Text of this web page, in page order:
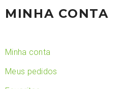
MINHA CONTA
Minha conta
Meus pedidos